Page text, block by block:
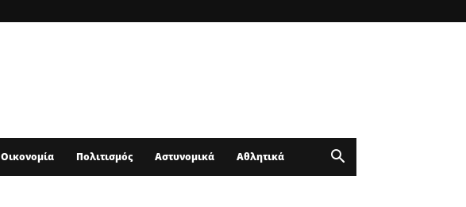
Οικονομία Πολιτισμός Αστυνομικά Αθλητικά